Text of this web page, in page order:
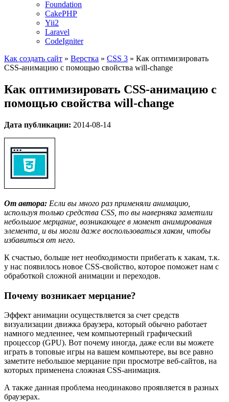
Foundation
CakePHP
Yii2
Laravel
CodeIgniter
Как создать сайт » Верстка » CSS 3 » Как оптимизировать
CSS-анимацию с помощью свойства will-change
Как оптимизировать CSS-анимацию с
помощью свойства will-change
Дата публикации: 2014-08-14
От автора: Если вы много раз применяли анимацию,
используя только средства CSS, то вы наверняка заметили
небольшое мерцание, возникающее в момент анимирования
элемента, и вы могли даже воспользоваться хаком, чтобы
избавиться от него.
К счастью, больше нет необходимости прибегать к хакам, т.к.
у нас появилось новое CSS-свойство, которое поможет нам с
обработкой сложной анимации и переходов.
Почему возникает мерцание?
Эффект анимации осуществляется за счет средств
визуализации движка браузера, который обычно работает
намного медленнее, чем компьютерный графический
процессор (GPU). Вот почему иногда, даже если вы можете
играть в топовые игры на вашем компьютере, вы все равно
заметите небольшое мерцание при просмотре веб-сайтов, на
которых применена сложная CSS-анимация.
А также данная проблема неодинаково проявляется в разных
браузерах.